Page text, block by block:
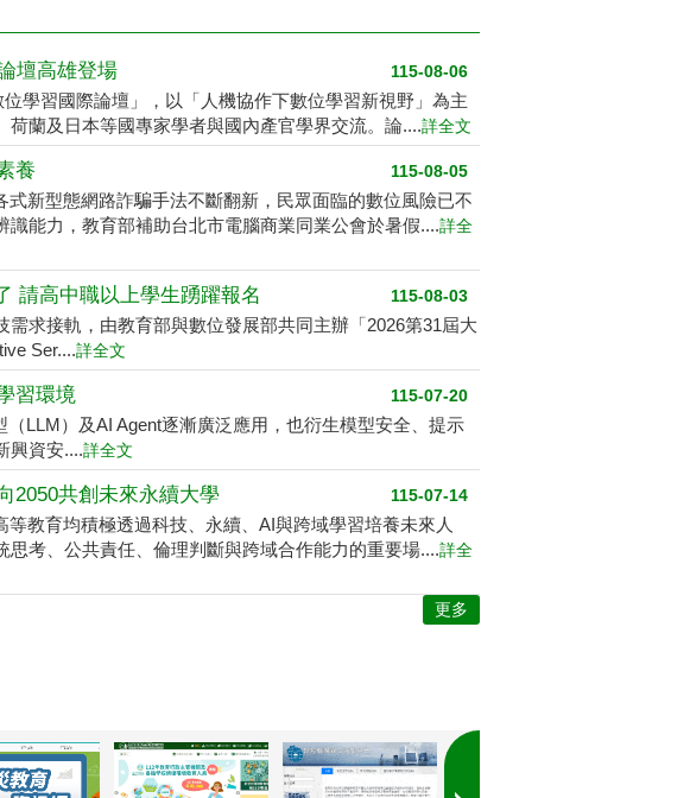
115-08-06
壇高雄登場
學習國際論壇」，以「人機協作下數位學習新視野」為主
蘭及日本等國專家學者與國內產官學界交流。論....詳全文
115-08-05
養
新型態網路詐騙手法不斷翻新，民眾面臨的數位風險已不
能力，教育部補助台北市電腦商業同業公會於暑假....詳全
115-08-03
請高中職以上學生踴躍報名
求接軌，由教育部與數位發展部共同主辦「2026第31屆大
Ser....詳全文
115-07-20
習環境
LLM）及AI Agent逐漸廣泛應用，也衍生模型安全、提示
興資安....詳全文
115-07-14
2050共創未來永續大學
教育均積極透過科技、永續、AI與跨域學習培養未來人
考、公共責任、倫理判斷與跨域合作能力的重要場....詳全
更多